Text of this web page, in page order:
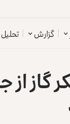
گزارش تحلیل
گاز